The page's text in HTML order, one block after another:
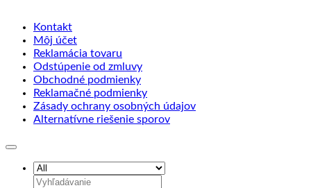
Kontakt
Môj účet
Reklamácia tovaru
Odstúpenie od zmluvy
Obchodné podmienky
Reklamačné podmienky
Zásady ochrany osobných údajov
Alternatívne riešenie sporov
Hľadať: